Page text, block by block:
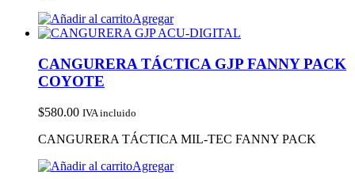
Agregar
CANGURERA TÁCTICA GJP FANNY PACK
COYOTE
$580.00 IVA incluido
CANGURERA TÁCTICA MIL-TEC FANNY PACK
Agregar